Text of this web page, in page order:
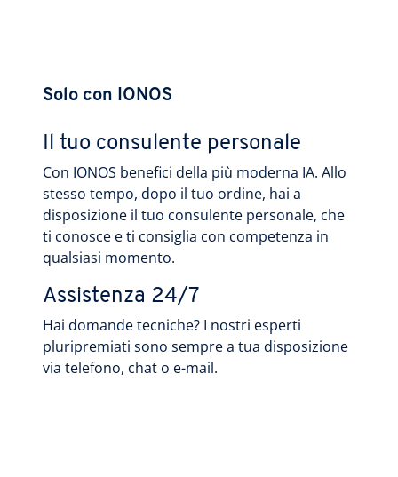
Solo con IONOS
Il tuo consulente personale
Con IONOS benefici della più moderna IA. Allo
stesso tempo, dopo il tuo ordine, hai a
disposizione il tuo consulente personale, che
ti conosce e ti consiglia con competenza in
qualsiasi momento.
Assistenza 24/7
Hai domande tecniche? I nostri esperti
pluripremiati sono sempre a tua disposizione
via telefono, chat o e-mail.